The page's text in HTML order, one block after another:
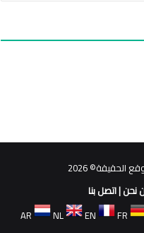
2026
نحن|اتصل بنا
AR
NL EN FR